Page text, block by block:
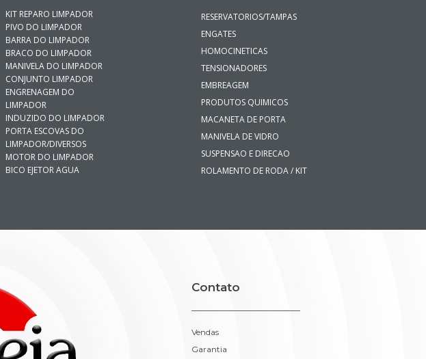
KIT REPARO LIMPADOR
PIVO DO LIMPADOR
BARRA DO LIMPADOR
BRACO DO LIMPADOR
MANIVELA DO LIMPADOR
CONJUNTO LIMPADOR
ENGRENAGEM DO
LIMPADOR
INDUZIDO DO LIMPADOR
PORTA ESCOVAS DO
LIMPADOR/DIVERSOS
MOTOR DO LIMPADOR
BICO EJETOR AGUA
RESERVATORIOS/TAMPAS
ENGATES
HOMOCINETICAS
TENSIONADORES
EMBREAGEM
PRODUTOS QUIMICOS
MACANETA DE PORTA
MANIVELA DE VIDRO
SUSPENSAO E DIRECAO
ROLAMENTO DE RODA / KIT
Contato
Vendas
Garantia